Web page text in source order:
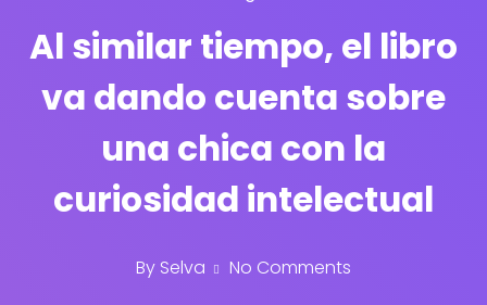
Al similar tiempo, el libro
va dando cuenta sobre
una chica con la
curiosidad intelectual
By Selva No Comments